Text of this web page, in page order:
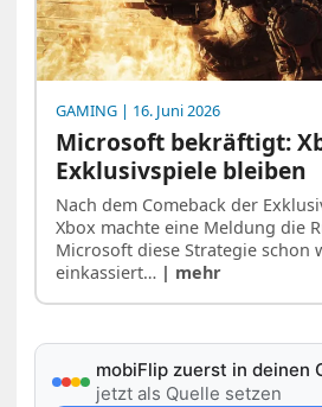
GAMING | 16. Juni 2026
Microsoft bekräftigt:
Exklusivspiele bleiben
Nach dem Comeback der
Xbox machte eine Meldung die
Microsoft diese Strategie schon
einkassiert… | mehr
mobiFlip zuerst in deinen
jetzt als Quelle setzen